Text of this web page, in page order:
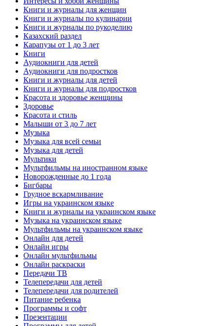
Книги и журналы для женщин
Книги и журналы по кулинарии
Книги и журналы по рукоделию
Казахский раздел
Карапузы от 1 до 3 лет
Книги
Аудиокниги для детей
Аудиокниги для подростков
Книги и журналы для детей
Книги и журналы для подростков
Красота и здоровье женщины
Здоровье
Красота и стиль
Малыши от 3 до 7 лет
Музыка
Музыка для всей семьи
Музыка для детей
Мультики
Мультфильмы на иностранном языке
Новорожденные до 1 года
Бигбары
Грудное вскармливание
Игры на украинском языке
Книги и журналы на украинском языке
Музыка на украинском языке
Мультфильмы на украинском языке
Онлайн для детей
Онлайн игры
Онлайн мультфильмы
Онлайн раскраски
Передачи ТВ
Телепередачи для детей
Телепередачи для родителей
Питание ребенка
Программы и софт
Презентации